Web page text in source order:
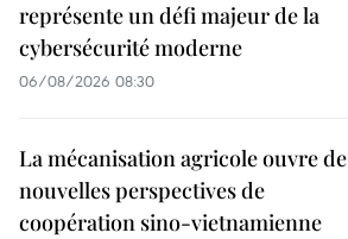
représente un défi majeur de la
cybersécurité moderne
06/08/2026 08:30
La mécanisation agricole ouvre de
nouvelles perspectives de
coopération sino-vietnamienne